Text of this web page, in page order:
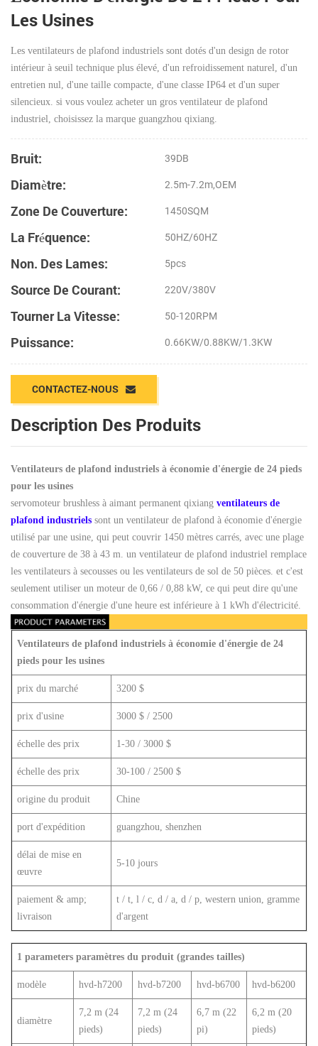
Les Usines
Les ventilateurs de plafond industriels sont dotés d'un design de rotor
intérieur à seuil technique plus élevé, d'un refroidissement naturel, d'un
entretien nul, d'une taille compacte, d'une classe IP64 et d'un super
silencieux. si vous voulez acheter un gros ventilateur de plafond
industriel, choisissez la marque guangzhou qixiang.
Bruit: 39DB
Diamètre: 2.5m-7.2m,OEM
Zone De Couverture: 1450SQM
La Fréquence: 50HZ/60HZ
Non. Des Lames: 5pcs
Source De Courant: 220V/380V
Tourner La Vitesse: 50-120RPM
Puissance: 0.66KW/0.88KW/1.3KW
CONTACTEZ-NOUS
Description Des Produits
Ventilateurs de plafond industriels à économie d'énergie de 24 pieds
pour les usines
servomoteur brushless à aimant permanent qixiang ventilateurs de
plafond industriels sont un ventilateur de plafond à économie d'énergie
utilisé par une usine, qui peut couvrir 1450 mètres carrés, avec une plage
de couverture de 38 à 43 m. un ventilateur de plafond industriel remplace
les ventilateurs à secousses ou les ventilateurs de sol de 50 pièces. et c'est
seulement utiliser un moteur de 0,66 / 0,88 kW, ce qui peut dire qu'une
consommation d'énergie d'une heure est inférieure à 1 kWh d'électricité.
Ventilateurs de plafond industriels à économie d'énergie de 24
pieds pour les usines
prix du marché 3200 $
prix d'usine 3000 $ / 2500
échelle des prix 1-30 / 3000 $
échelle des prix 30-100 / 2500 $
origine du produit Chine
port d'expédition guangzhou, shenzhen
délai de mise en
œuvre
5-10 jours
paiement & amp;
livraison
t / t, l / c, d / a, d / p, western union, gramme
d'argent
1 parameters paramètres du produit (grandes tailles)
modèle hvd-h7200 hvd-b7200 hvd-b6700 hvd-b6200
diamètre
7,2 m (24
pieds)
7,2 m (24
pieds)
6,7 m (22
pi)
6,2 m (20
pieds)